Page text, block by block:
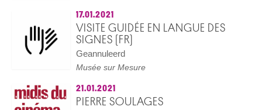
17.01.2021
VISITE GUIDÉE EN LANGUE DES
SIGNES (FR)
Geannuleerd
Musée sur Mesure
21.01.2021
PIERRE SOULAGES